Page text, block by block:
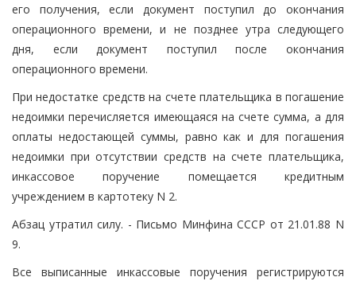
его получения, если документ поступил до окончания
операционного времени, и не позднее утра следующего
дня, если документ поступил после окончания
операционного времени.
При недостатке средств на счете плательщика в погашение
недоимки перечисляется имеющаяся на счете сумма, а для
оплаты недостающей суммы, равно как и для погашения
недоимки при отсутствии средств на счете плательщика,
инкассовое поручение помещается кредитным
учреждением в картотеку N 2.
Абзац утратил силу. - Письмо Минфина СССР от 21.01.88 N
9.
Все выписанные инкассовые поручения регистрируются